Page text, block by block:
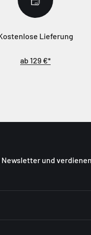
Lieferung
ab 129 €*
und